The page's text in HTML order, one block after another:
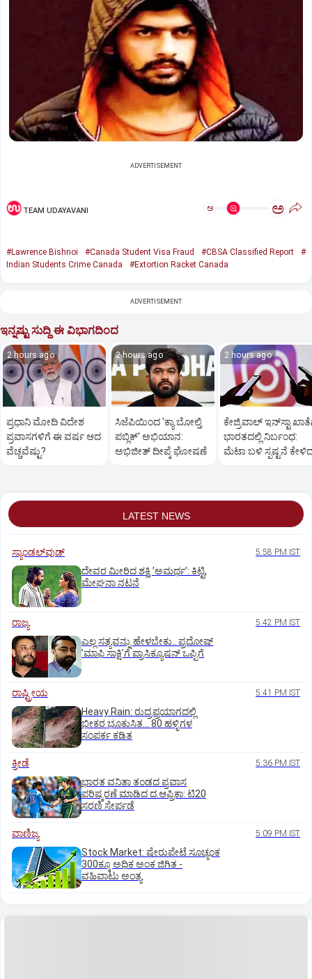
ADVERTISEMENT
TEAM UDAYAVANI ಅ ಅ
#Lawrence Bishnoi #Canada Student Visa Fraud #CBSA Classified Report
#
Indian Students Crime Canada
#Extortion Racket Canada
ADVERTISEMENT
ಇನ್ನಷ್ಟು ಸುದ್ದಿ ಈ ವಿಭಾಗದಿಂದ
2 hours ago
ಪ್ರಧಾನಿ ಮೋದಿ ವಿದೇಶ
ಪ್ರವಾಸಗಳಿಗೆ ಈ ವರ್ಷ ಆದ
ವೆಚ್ಚವೆಷ್ಟು?
2 hours ago
ಸಿಜೆಪಿಯಿಂದ 'ಕ್ಯಾ ಬೋಲ್ತಿ
ಪಬ್ಲಿಕ್' ಅಭಿಯಾನ:
ಅಭಿಜೀತ್ ದೀಪ್ಕೆ ಘೋಷಣೆ
2 hours ago
ಕೇಜ್ರಿವಾಲ್‌ ಇನ್‌ಸ್ಟಾ
ಭಾರತದಲ್ಲಿ ನಿರ್ಬಂಧ:
ಮೆಟಾ ಬಳಿ ಸ್ಪಷ್ಟನೆ
LATEST NEWS
ಸ್ಯಾಂಡಲ್‌ವುಡ್‌ 5:58 PM IST
ದೇವರ ಮೀರಿದ ಶಕ್ತಿ ʼಅಮರ್ಥʼ: ಕಿಟ್ಟಿ,
ಮೇಘನಾ ನಟನೆ
ರಾಜ್ಯ 5:42 PM IST
ಎಲ್ಲ ಸತ್ಯವನ್ನು ಹೇಳಬೇಕು.. ಪ್ರದೋಷ್‌
ʼಮಾಫಿ ಸಾಕ್ಷಿʼಗೆ ಪ್ರಾಸಿಕ್ಯೂಷನ್ ಒಪ್ಪಿಗೆ
ರಾಷ್ಟ್ರೀಯ 5:41 PM IST
Heavy Rain: ರುದ್ರಪ್ರಯಾಗದಲ್ಲಿ
ಭೀಕರ ಭೂಕುಸಿತ... 80 ಹಳ್ಳಿಗಳ
ಸಂಪರ್ಕ ಕಡಿತ
ಕ್ರೀಡೆ 5:36 PM IST
ಭಾರತ ವನಿತಾ ತಂಡದ ಪ್ರವಾಸ
ಪರಿಷ್ಕರಣೆ ಮಾಡಿದ ದ.ಆಫ್ರಿಕಾ: ಟಿ20
ಸರಣಿ ಸೇರ್ಪಡೆ
ವಾಣಿಜ್ಯ 5:09 PM IST
Stock Market: ಷೇರುಪೇಟೆ ಸೂಚ್ಯಂಕ
300ಕ್ಕೂ ಅಧಿಕ ಅಂಕ ಜಿಗಿತ -
ವಹಿವಾಟು ಅಂತ್ಯ